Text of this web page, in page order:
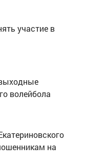
участие в
волейбола
на